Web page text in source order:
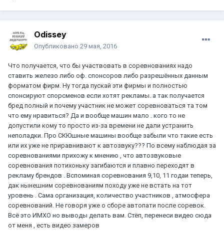
Odissey
Опубликовано 29 мая, 2016
Что получается, что бы участвовать в соревнованиях надо
ставить железо либо оф. спонсоров либо разрешённых данным
форматом фирм. Ну тогда пускай эти фирмы и полностью
спонсируют спорсменов если хотят рекламы. а так получается
бред полный и почему участник не может соревноваться та том
что ему нравиться? Да и вообще машин мало . кого то не
допустили кому то просто из-за времени не дали устранить
неполадки. Про СКЮшные машины вообще забыли что такие есть
или их уже не приравнивают к автозвуку??? По всему наблюдая за
соревнованиями прихожу к мнению , что автозвуковые
соревнования потихоньку загибаются и плавно переходят в
рекламу брендов . Вспоминая соревнования 9,10, 11 годаи теперь,
дак нынешним соревнованиям походу уже не встать на тот
уровень . Сама организация, количество участников , атмосфера
соревнований. Не говоря уже о сборе автопати после соревок.
Всё это ИМХО но выводы делать вам. Стёп, перенеси видео сюда
от меня , есть видео замеров